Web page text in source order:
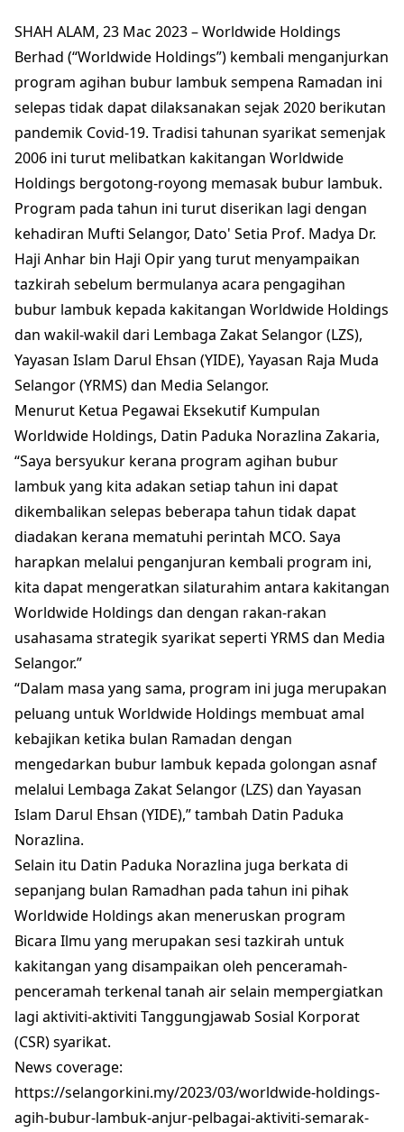
SHAH ALAM, 23 Mac 2023 – Worldwide Holdings
Berhad (“Worldwide Holdings”) kembali menganjurkan
program agihan bubur lambuk sempena Ramadan ini
selepas tidak dapat dilaksanakan sejak 2020 berikutan
pandemik Covid-19. Tradisi tahunan syarikat semenjak
2006 ini turut melibatkan kakitangan Worldwide
Holdings bergotong-royong memasak bubur lambuk.
Program pada tahun ini turut diserikan lagi dengan
kehadiran Mufti Selangor, Dato' Setia Prof. Madya Dr.
Haji Anhar bin Haji Opir yang turut menyampaikan
tazkirah sebelum bermulanya acara pengagihan
bubur lambuk kepada kakitangan Worldwide Holdings
dan wakil-wakil dari Lembaga Zakat Selangor (LZS),
Yayasan Islam Darul Ehsan (YIDE), Yayasan Raja Muda
Selangor (YRMS) dan Media Selangor.
Menurut Ketua Pegawai Eksekutif Kumpulan
Worldwide Holdings, Datin Paduka Norazlina Zakaria,
“Saya bersyukur kerana program agihan bubur
lambuk yang kita adakan setiap tahun ini dapat
dikembalikan selepas beberapa tahun tidak dapat
diadakan kerana mematuhi perintah MCO. Saya
harapkan melalui penganjuran kembali program ini,
kita dapat mengeratkan silaturahim antara kakitangan
Worldwide Holdings dan dengan rakan-rakan
usahasama strategik syarikat seperti YRMS dan Media
Selangor.”
“Dalam masa yang sama, program ini juga merupakan
peluang untuk Worldwide Holdings membuat amal
kebajikan ketika bulan Ramadan dengan
mengedarkan bubur lambuk kepada golongan asnaf
melalui Lembaga Zakat Selangor (LZS) dan Yayasan
Islam Darul Ehsan (YIDE),” tambah Datin Paduka
Norazlina.
Selain itu Datin Paduka Norazlina juga berkata di
sepanjang bulan Ramadhan pada tahun ini pihak
Worldwide Holdings akan meneruskan program
Bicara Ilmu yang merupakan sesi tazkirah untuk
kakitangan yang disampaikan oleh penceramah-
penceramah terkenal tanah air selain mempergiatkan
lagi aktiviti-aktiviti Tanggungjawab Sosial Korporat
(CSR) syarikat.
News coverage:
https://selangorkini.my/2023/03/worldwide-holdings-
agih-bubur-lambuk-anjur-pelbagai-aktiviti-semarak-